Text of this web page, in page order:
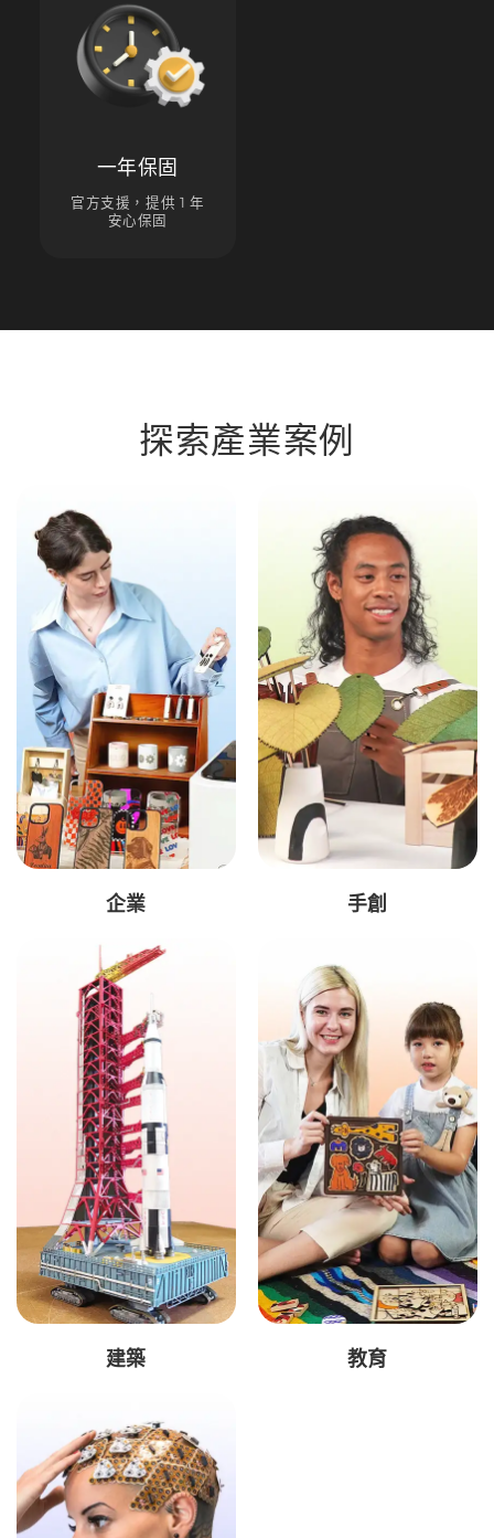
一年保固
官方支援，提供 1 年
安心保固
探索產業案例
企業 手創
建築 教育